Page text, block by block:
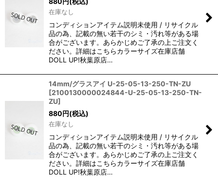
在庫なし
コンディションアイテム説明未使用 / リサイクル
品の為、記載の無い若干のシミ・汚れ等がある場
合がございます。あらかじめご了承の上ご注文く
ださい。詳細はこちらカラーサイズ在庫店舗
DOLL UP!秋葉原店…
14mm/グラスアイ U-25-05-13-250-TN-ZU
[2100130000024844-U-25-05-13-250-TN-
ZU]
880円(税込)
在庫なし
コンディションアイテム説明未使用 / リサイクル
品の為、記載の無い若干のシミ・汚れ等がある場
合がございます。あらかじめご了承の上ご注文く
ださい。詳細はこちらカラーサイズ在庫店舗
DOLL UP!秋葉原店…